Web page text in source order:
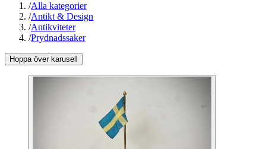
/Alla kategorier
/Antikt & Design
/Antikviteter
/Prydnadssaker
Hoppa över karusell